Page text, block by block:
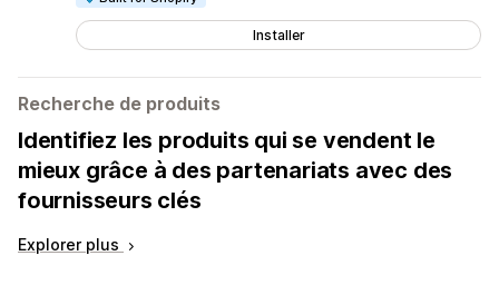
Installer
Recherche de produits
Identifiez les produits qui se vendent le
mieux grâce à des partenariats avec des
fournisseurs clés
Explorer plus